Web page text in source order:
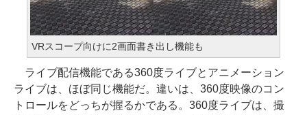
VRスコープ向けに2画面書き出し機能も
ライブ配信機能である360度ライブとアニメーション
ライブは、ほぼ同じ機能だ。違いは、360度映像のコン
トロールをどっちが握るかである。360度ライブは、撮